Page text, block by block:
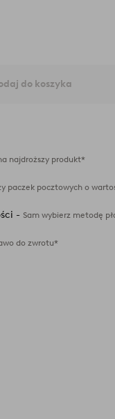
do koszyka
najdroższy produkt*
paczek pocztowych o
-Sam wybierz metodę
do zwrotu*